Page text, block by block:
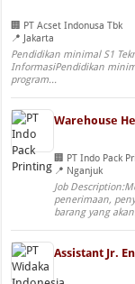
PT Acset Indonusa Tbk
Jakarta
Pendidikan minimal S1
InformasiPendidikan
program...
Warehouse
PT Indo Pack
Nganjuk
Job
penerimaan,
barang yang
Assistant Jr.